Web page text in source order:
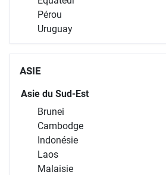
Pérou
Uruguay
ASIE
Asie du Sud-Est
Brunei
Cambodge
Indonésie
Laos
Malaisie